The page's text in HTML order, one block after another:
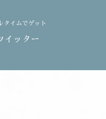
タイムでゲット
イッター